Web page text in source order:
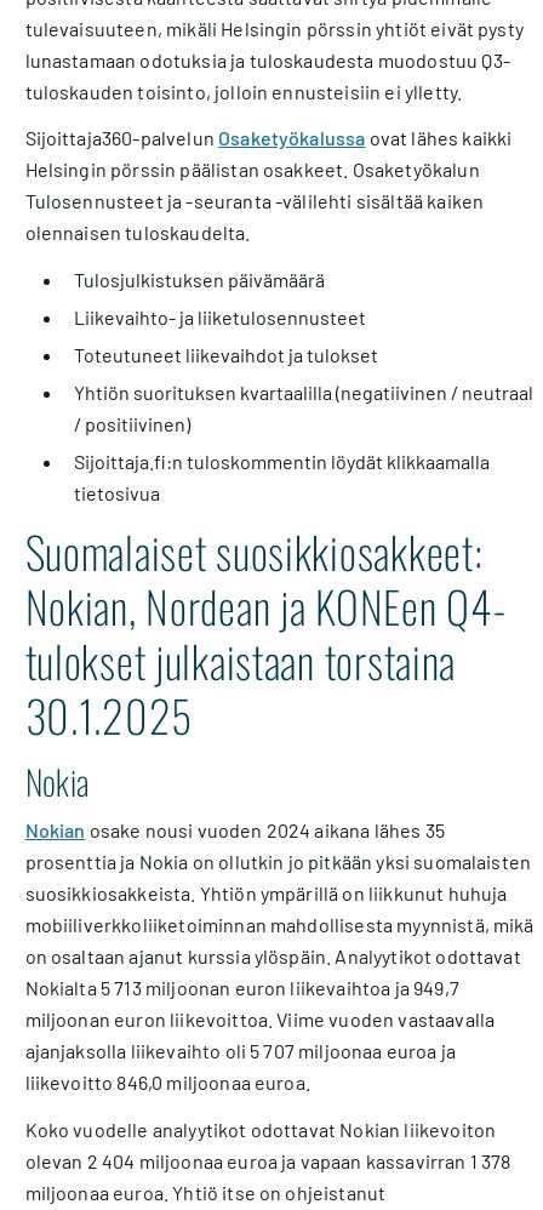
tulevaisuuteen, mikäli Helsingin pörssin yhtiöt eivät pysty
lunastamaan odotuksia ja tuloskaudesta muodostuu Q3-
tuloskauden toisinto, jolloin ennusteisiin ei ylletty.
Sijoittaja360-palvelun Osaketyökalussa ovat lähes kaikki
Helsingin pörssin päälistan osakkeet. Osaketyökalun
Tulosennusteet ja -seuranta -välilehti sisältää kaiken
olennaisen tuloskaudelta.
Tulosjulkistuksen päivämäärä
Liikevaihto- ja liiketulosennusteet
Toteutuneet liikevaihdot ja tulokset
Yhtiön suorituksen kvartaalilla (negatiivinen / neutraali
/ positiivinen)
Sijoittaja.fi:n tuloskommentin löydät klikkaamalla
tietosivua
Suomalaiset suosikkiosakkeet:
Nokian, Nordean ja KONEen Q4-
tulokset julkaistaan torstaina
30.1.2025
Nokia
Nokian osake nousi vuoden 2024 aikana lähes 35
prosenttia ja Nokia on ollutkin jo pitkään yksi suomalaisten
suosikkiosakkeista. Yhtiön ympärillä on liikkunut huhuja
mobiiliverkkoliiketoiminnan mahdollisesta myynnistä, mikä
on osaltaan ajanut kurssia ylöspäin. Analyytikot odottavat
Nokialta 5 713 miljoonan euron liikevaihtoa ja 949,7
miljoonan euron liikevoittoa. Viime vuoden vastaavalla
ajanjaksolla liikevaihto oli 5 707 miljoonaa euroa ja
liikevoitto 846,0 miljoonaa euroa.
Koko vuodelle analyytikot odottavat Nokian liikevoiton
olevan 2 404 miljoonaa euroa ja vapaan kassavirran 1 378
miljoonaa euroa. Yhtiö itse on ohjeistanut